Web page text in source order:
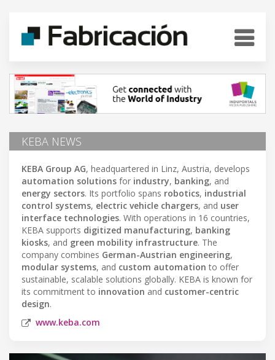
KEBA NEWS
KEBA Group AG, headquartered in Linz, Austria, develops
automation solutions for industry, banking, and
energy sectors. Its portfolio spans robotics, industrial
control systems, electric vehicle chargers, and user
interface technologies. With operations in 16 countries,
KEBA supports digitized manufacturing, banking
kiosks, and green mobility infrastructure. The
company combines German-Austrian engineering,
modular systems, and custom automation to offer
sustainable, scalable solutions globally. KEBA is known for
its commitment to innovation and customer-centric
design.
www.keba.com